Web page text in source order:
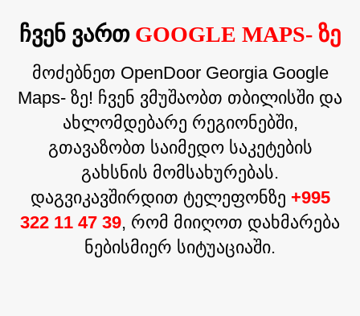
ᲩᲕᲔᲜ ᲕᲐᲠᲗ GOOGLE MAPS- ᲖᲔ
მოძებნეთ OpenDoor Georgia Google
Maps- ზე! ჩვენ ვმუშაობთ თბილისში და
ახლომდებარე რეგიონებში,
გთავაზობთ საიმედო საკეტების
გახსნის მომსახურებას.
დაგვიკავშირდით ტელეფონზე +995
322 11 47 39, რომ მიიღოთ დახმარება
ნებისმიერ სიტუაციაში.